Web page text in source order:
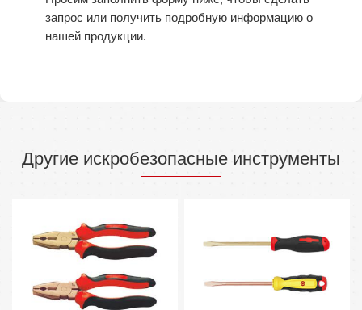
запрос или получить подробную информацию о
нашей продукции.
Другие искробезопасные инструменты